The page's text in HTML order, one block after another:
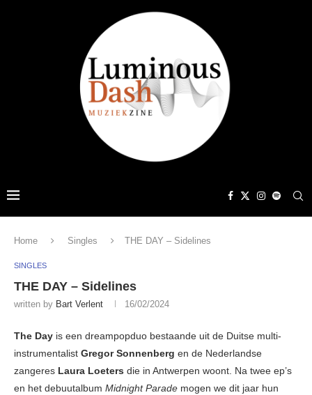
Home Singles THE DAY – Sidelines
SINGLES
THE DAY – Sidelines
written by Bart Verlent 16/02/2024
The Day is een dreampopduo bestaande uit de Duitse multi-
instrumentalist Gregor Sonnenberg en de Nederlandse
zangeres Laura Loeters die in Antwerpen woont. Na twee ep’s
en het debuutalbum Midnight Parade mogen we dit jaar hun